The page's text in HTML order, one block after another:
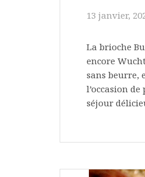
13 janvier,
La brioche
encore
sans beurre,
l’occasion
séjour